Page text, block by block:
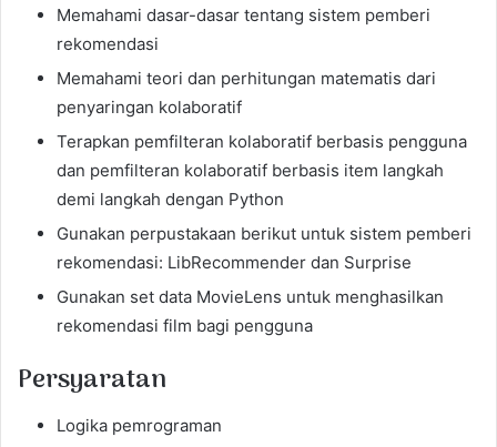
Memahami dasar-dasar tentang sistem pemberi
rekomendasi
Memahami teori dan perhitungan matematis dari
penyaringan kolaboratif
Terapkan pemfilteran kolaboratif berbasis pengguna
dan pemfilteran kolaboratif berbasis item langkah
demi langkah dengan Python
Gunakan perpustakaan berikut untuk sistem pemberi
rekomendasi: LibRecommender dan Surprise
Gunakan set data MovieLens untuk menghasilkan
rekomendasi film bagi pengguna
Persyaratan
Logika pemrograman